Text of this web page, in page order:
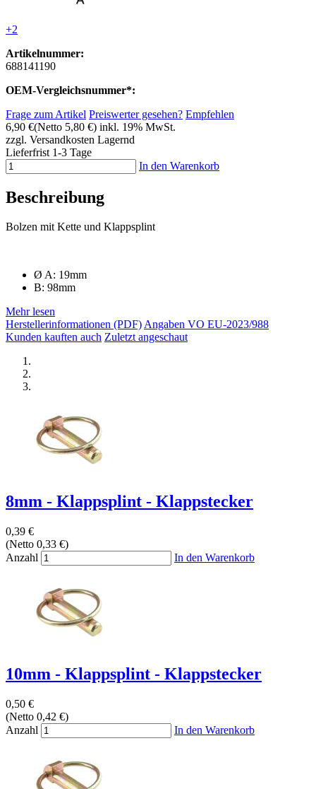
+2
Artikelnummer:
688141190
OEM-Vergleichsnummer*:
Frage zum Artikel Preiswerter gesehen? Empfehlen
6,90 €(Netto 5,80 €) inkl. 19% MwSt.
zzgl. Versandkosten Lagernd
Lieferfrist 1-3 Tage
In den Warenkorb
Beschreibung
Bolzen mit Kette und Klappsplint
Ø A: 19mm
B: 98mm
Mehr lesen
Herstellerinformationen (PDF)Angaben VO EU-2023/988
Kunden kauften auch Zuletzt angeschaut
8mm - Klappsplint - Klappstecker
0,39 €
(Netto 0,33 €)
Anzahl
In den Warenkorb
10mm - Klappsplint - Klappstecker
0,50 €
(Netto 0,42 €)
Anzahl
In den Warenkorb